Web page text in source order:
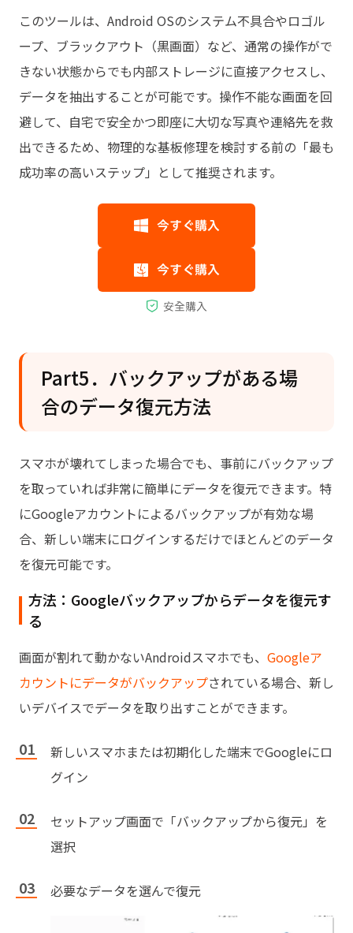
このツールは、Android OSのシステム不具合やロゴル
ープ、ブラックアウト（黒画面）など、通常の操作がで
きない状態からでも内部ストレージに直接アクセスし、
データを抽出することが可能です。操作不能な画面を回
避して、自宅で安全かつ即座に大切な写真や連絡先を救
出できるため、物理的な基板修理を検討する前の「最も
成功率の高いステップ」として推奨されます。
Part5．バックアップがある場
合のデータ復元方法
スマホが壊れてしまった場合でも、事前にバックアップ
を取っていれば非常に簡単にデータを復元できます。特
にGoogleアカウントによるバックアップが有効な場
合、新しい端末にログインするだけでほとんどのデータ
を復元可能です。
方法：Googleバックアップからデータを復元す
る
画面が割れて動かないAndroidスマホでも、 Googleア
カウントにデータがバックアップされている場合、新し
いデバイスでデータを取り出すことができます。
新しいスマホまたは初期化した端末でGoogleにロ
グイン
セットアップ画面で「バックアップから復元」を
選択
必要なデータを選んで復元